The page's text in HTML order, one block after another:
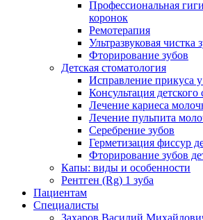
Профессиональная
коронок
Ремотерапия
Ультразвуковая чистка
Фторирование зубов
Детская стоматология
Исправление прикуса у
Консультация детского
Лечение кариеса
Лечение пульпита
Серебрение зубов
Герметизация фиссур
Фторирование зубов
Капы: виды и особенности
Рентген (Rg) 1 зуба
Пациентам
Специалисты
Захаров Василий